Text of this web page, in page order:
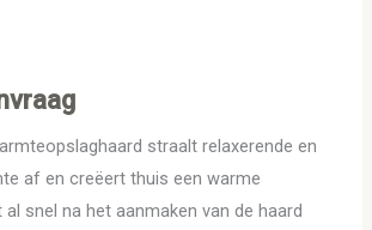
straalt relaxerende en
af en creëert thuis een warme
snel na het aanmaken van de haard